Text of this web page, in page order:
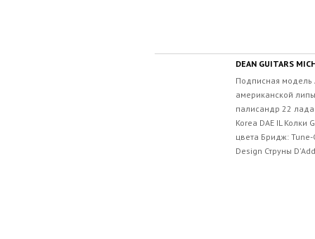
DEAN GUITARS
Подписная модель
американской
палисандр 22
Korea DAE IL Колки
цвета Бридж:
Design Струны